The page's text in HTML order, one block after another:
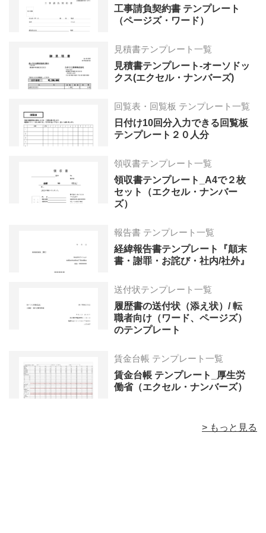
工事請負契約書 テンプレート
（ページズ・ワード）
見積書テンプレート一覧
見積書テンプレート-オーソドッ
クス(エクセル・ナンバーズ)
回覧表・回覧板 テンプレート一覧
日付け10回分入力できる回覧板
テンプレート２０人分
領収書テンプレート一覧
領収書テンプレート_A4で２枚
セット（エクセル・ナンバー
ズ）
報告書 テンプレート一覧
経緯報告書テンプレート『顛末
書・謝罪・お詫び・社内/社外』
送付状テンプレート一覧
履歴書の送付状（添え状）/ 転
職者向け（ワード、ページズ）
のテンプレート
賃金台帳 テンプレート一覧
賃金台帳 テンプレート_厚生労
働省（エクセル・ナンバーズ）
> もっと見る